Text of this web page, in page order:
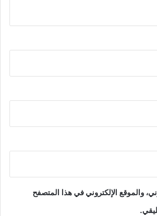
والموقع الإلكتروني في هذا المتصفح